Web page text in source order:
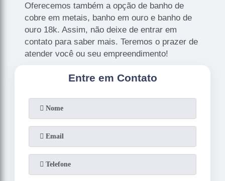
Oferecemos também a opção de banho de
cobre em metais, banho em ouro e banho de
ouro 18k. Assim, não deixe de entrar em
contato para saber mais. Teremos o prazer de
atender você ou seu empreendimento!
Entre em Contato